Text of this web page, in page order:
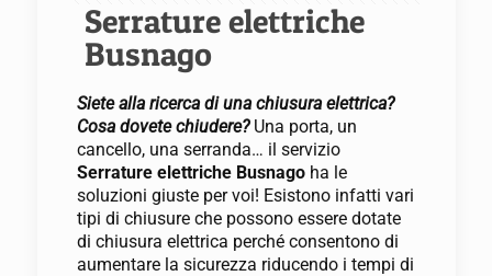
Serrature elettriche
Busnago
Siete alla ricerca di una chiusura elettrica?
Cosa dovete chiudere?Una porta, un
cancello, una serranda… il servizio
Serrature elettriche Busnago ha le
soluzioni giuste per voi! Esistono infatti vari
tipi di chiusure che possono essere dotate
di chiusura elettrica perché consentono di
aumentare la sicurezza riducendo i tempi di